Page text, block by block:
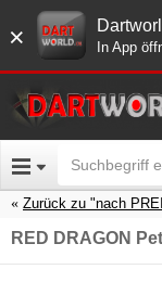
× In App
Zurück zu "nach
RED DRAGON